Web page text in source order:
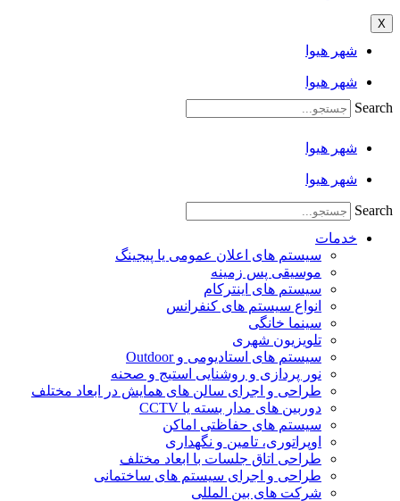
X
شهر هیوا
شهر هیوا
Search
شهر هیوا
شهر هیوا
Search
خدمات
سیستم های اعلان عمومی یا پیجینگ
موسیقی پس زمینه
سیستم های اینترکام
انواع سیستم های کنفرانس
سینما خانگی
تلویزیون شهری
سیستم های استادیومی و Outdoor
نور پردازی و روشنایی استیج و صحنه
طراحی و اجرای سالن های همایش در ابعاد مختلف
دوربین های مدار بسته یا CCTV
سیستم های حفاظتی اماکن
اوپراتوری، تامین و نگهداری
طراحی اتاق جلسات با ابعاد مختلف
طراحی و اجرای سیستم های ساختمانی
شرکت های بین المللی